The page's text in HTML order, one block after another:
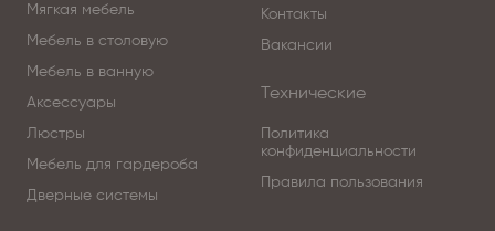
Мягкая мебель
Мебель в столовую
Мебель в ванную
Аксессуары
Люстры
Мебель для гардероба
Дверные системы
Контакты
Вакансии
Технические
Политика
конфиденциальности
Правила пользования